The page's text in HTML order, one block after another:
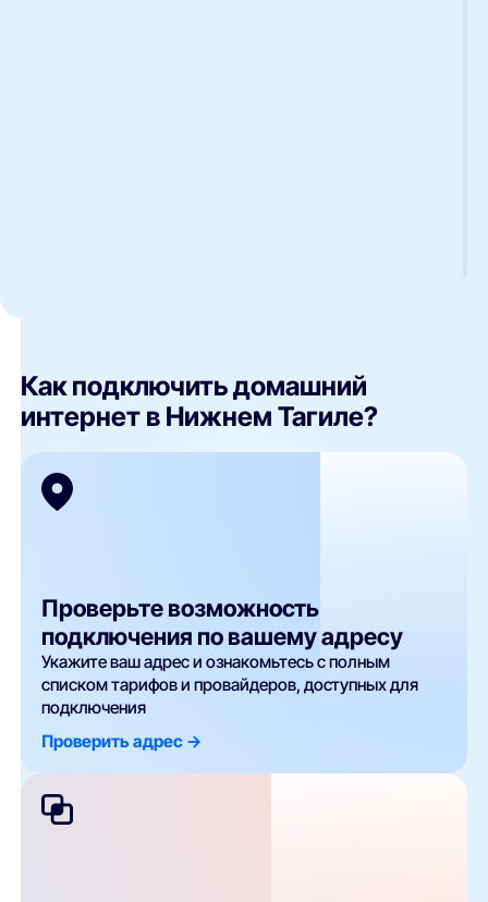
Как подключить домашний
интернет в Нижнем Тагиле?
Проверьте возможность
подключения по вашему адресу
Укажите ваш адрес и ознакомьтесь с полным
списком тарифов и провайдеров, доступных для
подключения
Проверить адрес ->